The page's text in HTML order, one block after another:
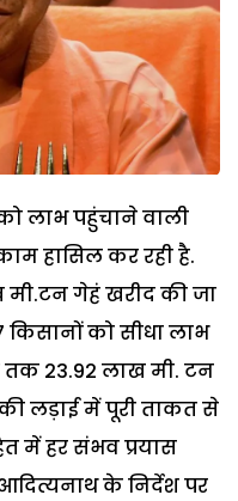
लाभ पहुंचाने वाली
हासिल कर रही है.
गेहं खरीद की जा
को सीधा लाभ
23.92 लाख मी. टन
की लड़ाई में पूरी ताकत से
में हर संभव प्रयास
के निर्देश पर